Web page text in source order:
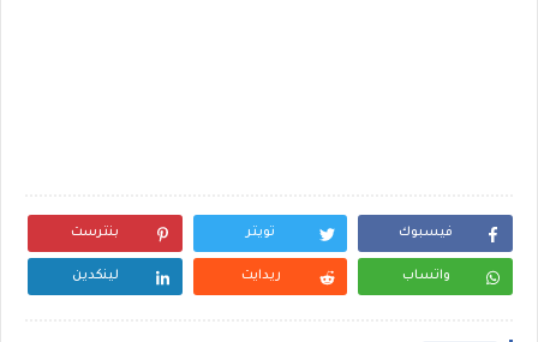
فيسبوك تويتر بنترست
واتساب ريدايت لينكدين